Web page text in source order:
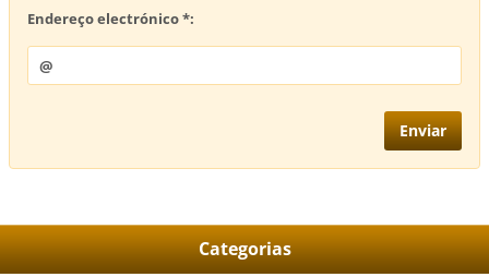
Endereço electrónico *:
Categorias